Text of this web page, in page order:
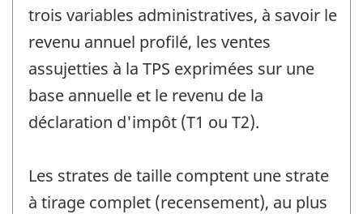
trois variables administratives, à savoir le
revenu annuel profilé, les ventes
assujetties à la TPS exprimées sur une
base annuelle et le revenu de la
déclaration d'impôt (T1 ou T2).
Les strates de taille comptent une strate
à tirage complet (recensement), au plus